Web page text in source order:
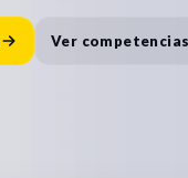
Ver competencias
Cargador Traxxas
para la pista.